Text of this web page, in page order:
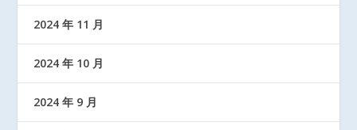
2024 年 11 月
2024 年 10 月
2024 年 9 月